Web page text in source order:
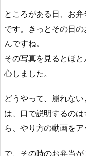
ところがある日、お
です。きっとその日
んですね。
その写真を見るとほ
心しました。
どうやって、崩れな
は、口で説明するの
ら、やり方の動画を
で、その時のお弁当が